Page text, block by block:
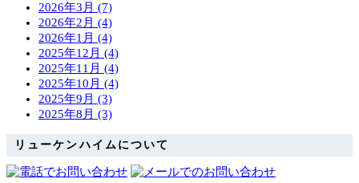
2026年3月 (7)
2026年2月 (4)
2026年1月 (4)
2025年12月 (4)
2025年11月 (4)
2025年10月 (4)
2025年9月 (3)
2025年8月 (3)
リューケンハイムについて